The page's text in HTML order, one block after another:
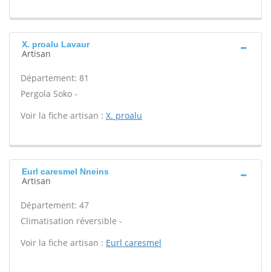
X. proalu Lavaur
Artisan
Département: 81
Pergola Soko -
Voir la fiche artisan : X. proalu
Eurl caresmel Nneins
Artisan
Département: 47
Climatisation réversible -
Voir la fiche artisan : Eurl caresmel